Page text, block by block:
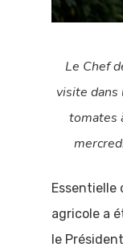
Le Chef
visite dans
tomates
Essentielle
agricole a
le